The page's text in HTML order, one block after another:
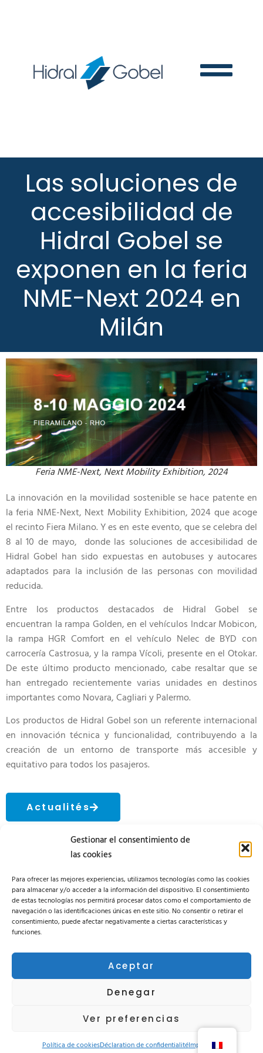
Gestionar el consentimiento de
las cookies
Para ofrecer las mejores experiencias, utilizamos tecnologías como las cookies
para almacenar y/o acceder a la información del dispositivo. El consentimiento
de estas tecnologías nos permitirá procesar datos como el comportamiento de
navegación o las identificaciones únicas en este sitio. No consentir o retirar el
consentimiento, puede afectar negativamente a ciertas características y
funciones.
Aceptar
Denegar
Ver preferencias
Política de cookiesDéclaration de confidentialitéImpressum
Las soluciones de
accesibilidad de
Hidral Gobel se
exponen en la feria
NME-Next 2024 en
Milán
Feria NME-Next, Next Mobility Exhibition, 2024
La innovación en la movilidad sostenible se hace patente en
la feria NME-Next, Next Mobility Exhibition, 2024 que acoge
el recinto Fiera Milano. Y es en este evento, que se celebra del
8 al 10 de mayo, donde las soluciones de accesibilidad de
Hidral Gobel han sido expuestas en autobuses y autocares
adaptados para la inclusión de las personas con movilidad
reducida.
Entre los productos destacados de Hidral Gobel se
encuentran la rampa Golden, en el vehículos Indcar Mobicon,
la rampa HGR Comfort en el vehículo Nelec de BYD con
carrocería Castrosua, y la rampa Vícoli, presente en el Otokar.
De este último producto mencionado, cabe resaltar que se
han entregado recientemente varias unidades en destinos
importantes como Novara, Cagliari y Palermo.
Los productos de Hidral Gobel son un referente internacional
en innovación técnica y funcionalidad, contribuyendo a la
creación de un entorno de transporte más accesible y
equitativo para todos los pasajeros.
Actualités
Suivez-nous sur nos réseaux sociaux :
Contact